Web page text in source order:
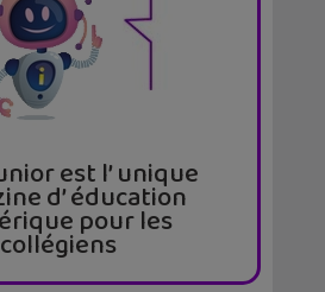
est l’ unique
d’ éducation
pour les
collégiens